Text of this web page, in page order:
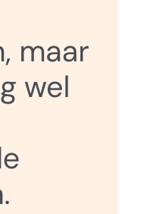
maar
wel